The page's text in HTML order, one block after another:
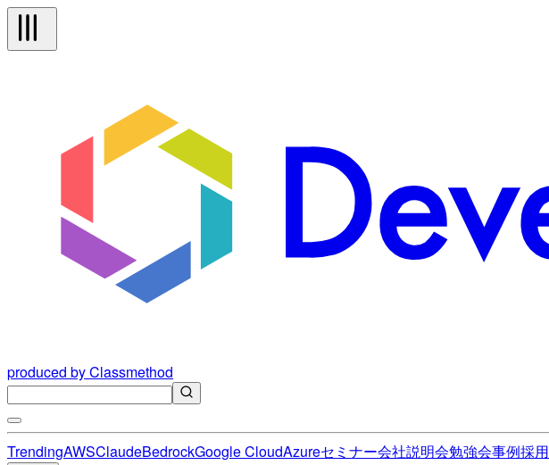
produced by Classmethod
TrendingAWSClaudeBedrockGoogle CloudAzureセミナー会社説明会勉強会事例採用